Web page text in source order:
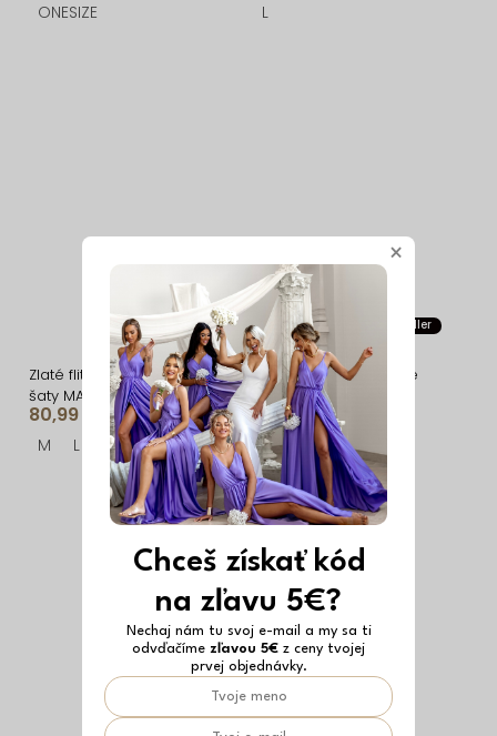
ONESIZE L
Zlaté flitrové večerné
šaty MAVEN s holým
chrbtom
80,99 €
M L
Vyrobené v EÚ Bestseller
Zlaté asymetrické dlhé
šaty FIAMMAR
34,39 €
ONESIZE
×
Chceš získať kód
na zľavu 5€?
Nechaj nám tu svoj e-mail a my sa ti
odvďačíme zľavou 5€ z ceny tvojej
prvej objednávky.